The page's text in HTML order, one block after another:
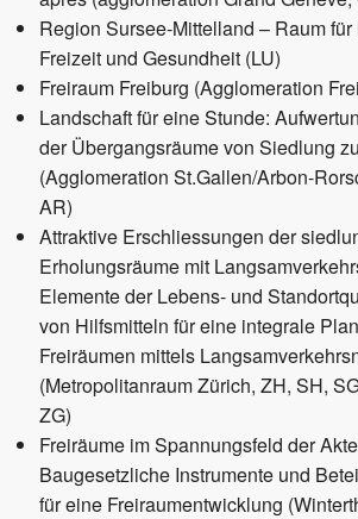
Region Sursee-Mittelland – Raum
Freizeit und Gesundheit (LU)
Freiraum Freiburg (Agglomeration
Landschaft für eine Stunde:
der Übergangsräume von Siedlung
(Agglomeration St.Gallen/Arbon-
AR)
Attraktive Erschliessungen der
Erholungsräume mit
Elemente der Lebens- und
von Hilfsmitteln für eine integrale
Freiräumen mittels
(Metropolitanraum Zürich, ZH, SH,
ZG)
Freiräume im Spannungsfeld der
Baugesetzliche Instrumente und
für eine Freiraumentwicklung